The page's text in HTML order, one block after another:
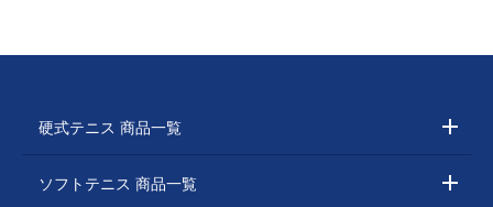
硬式テニス 商品一覧
ソフトテニス 商品一覧